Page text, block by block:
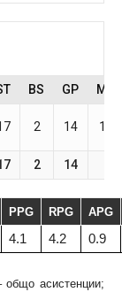
BS GP
2 14 17.1
2 14
PPG RPG APG
4.1 4.2 0.9
асистенции;